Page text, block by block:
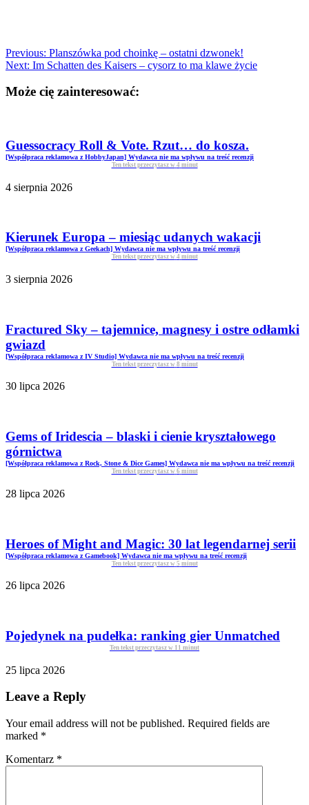
Previous: Planszówka pod choinkę – ostatni dzwonek!
Next: Im Schatten des Kaisers – cysorz to ma klawe życie
Może cię zainteresować:
Guessocracy Roll & Vote. Rzut… do kosza.
[Współpraca reklamowa z HobbyJapan] Wydawca nie ma wpływu na treść recenzji
Ten tekst przeczytasz w 4 minut
4 sierpnia 2026
Kierunek Europa – miesiąc udanych wakacji
[Współpraca reklamowa z Geekach] Wydawca nie ma wpływu na treść recenzji
Ten tekst przeczytasz w 4 minut
3 sierpnia 2026
Fractured Sky – tajemnice, magnesy i ostre odłamki
gwiazd
[Współpraca reklamowa z IV Studio] Wydawca nie ma wpływu na treść recenzji
Ten tekst przeczytasz w 8 minut
30 lipca 2026
Gems of Iridescia – blaski i cienie kryształowego
górnictwa
[Współpraca reklamowa z Rock, Stone & Dice Games] Wydawca nie ma wpływu na treść recenzji
Ten tekst przeczytasz w 6 minut
28 lipca 2026
Heroes of Might and Magic: 30 lat legendarnej serii
[Współpraca reklamowa z Gamebook] Wydawca nie ma wpływu na treść recenzji
Ten tekst przeczytasz w 5 minut
26 lipca 2026
Pojedynek na pudełka: ranking gier Unmatched
Ten tekst przeczytasz w 11 minut
25 lipca 2026
Leave a Reply
Your email address will not be published. Required fields are
marked *
Komentarz *